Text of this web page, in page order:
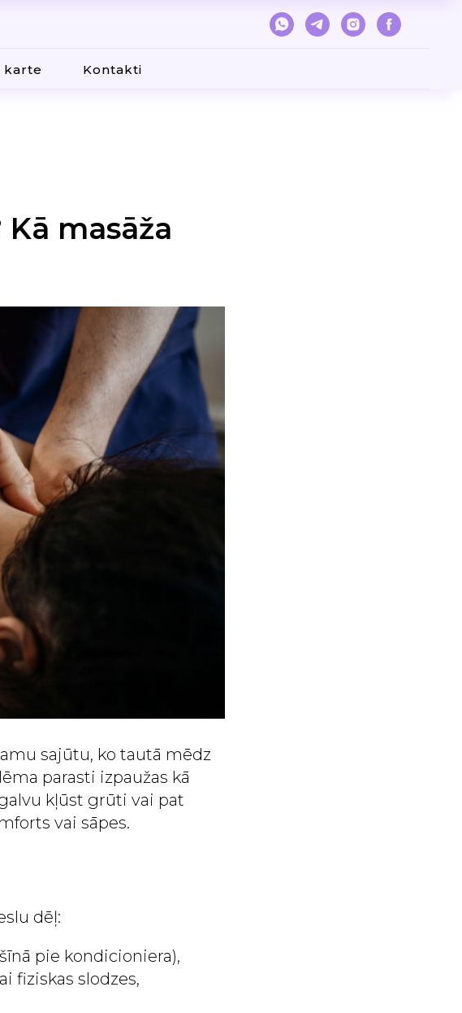
karte Kontakti
masāža
sajūtu, ko tautā mēdz
parasti izpaužas kā
kļūst grūti vai pat
vai sāpes.
dēļ:
pie kondicioniera),
fiziskas slodzes,